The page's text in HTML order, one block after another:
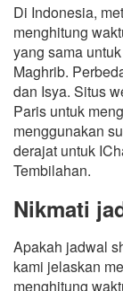
Di Indonesia,
menghitung
yang sama
Maghrib.
dan Isya. Situs
Paris untuk
menggunakan
derajat untuk
Tembilahan.
Nikmati
Apakah jadwal
kami jelaskan
menghitung